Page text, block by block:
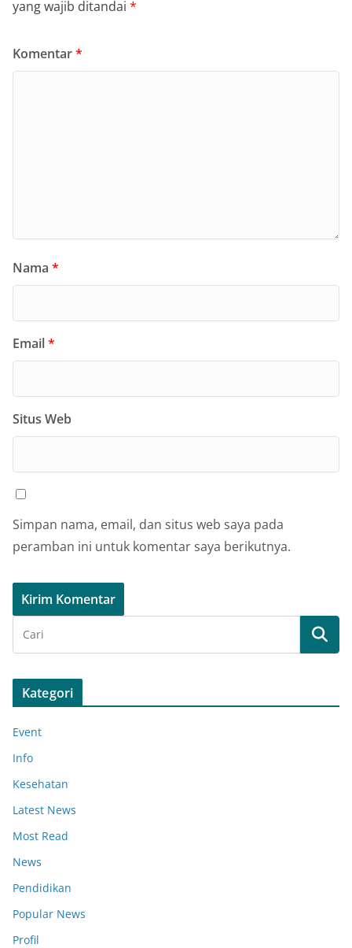
yang wajib ditandai *
Komentar*
Nama *
Email*
Situs Web
Simpan nama, email, dan situs web saya pada
peramban ini untuk komentar saya berikutnya.
Kategori
Event
Info
Kesehatan
Latest News
Most Read
News
Pendidikan
Popular News
Profil